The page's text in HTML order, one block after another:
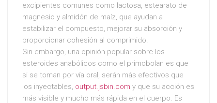
excipientes comunes como lactosa, estearato de
magnesio y almidón de maíz, que ayudan a
estabilizar el compuesto, mejorar su absorción y
proporcionar cohesión al comprimido.
Sin embargo, una opinión popular sobre los
esteroides anabólicos como el primobolan es que
si se toman por vía oral, serán más efectivos que
los inyectables, output.jsbin.com y que su acción es
más visible y mucho más rápida en el cuerpo. Es